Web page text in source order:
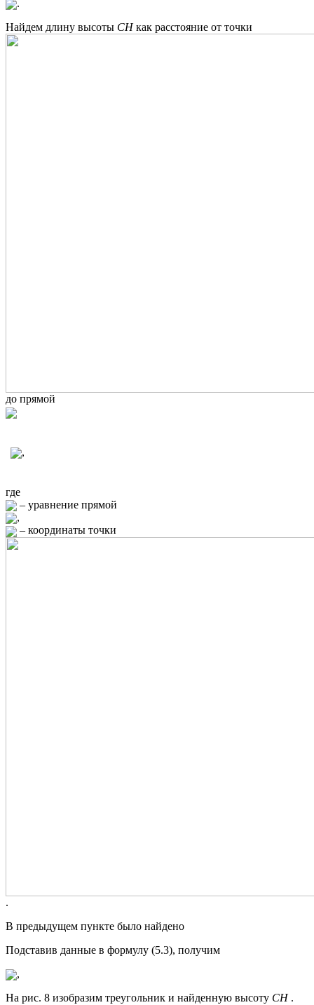
.
Найдем длину высоты CHкак расстояние от точки
до прямой
,
где
– уравнение прямой
,
– координаты точки
.
В предыдущем пункте было найдено
Подставив данные в формулу (5.3), получим
,
На рис. 8 изобразим треугольник и найденную высоту СН .